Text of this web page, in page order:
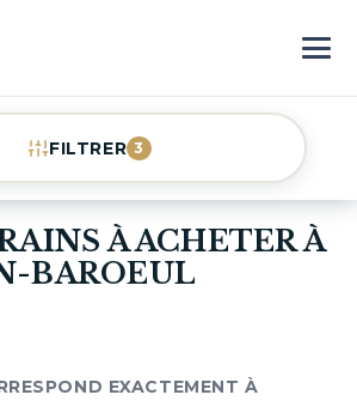
FILTRER 3
À ACHETER À
BAROEUL
EXACTEMENT À